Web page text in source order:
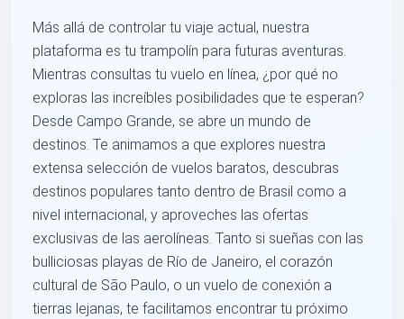
Más allá de controlar tu viaje actual, nuestra
plataforma es tu trampolín para futuras aventuras.
Mientras consultas tu vuelo en línea, ¿por qué no
exploras las increíbles posibilidades que te esperan?
Desde Campo Grande, se abre un mundo de
destinos. Te animamos a que explores nuestra
extensa selección de vuelos baratos, descubras
destinos populares tanto dentro de Brasil como a
nivel internacional, y aproveches las ofertas
exclusivas de las aerolíneas. Tanto si sueñas con las
bulliciosas playas de Río de Janeiro, el corazón
cultural de São Paulo, o un vuelo de conexión a
tierras lejanas, te facilitamos encontrar tu próximo